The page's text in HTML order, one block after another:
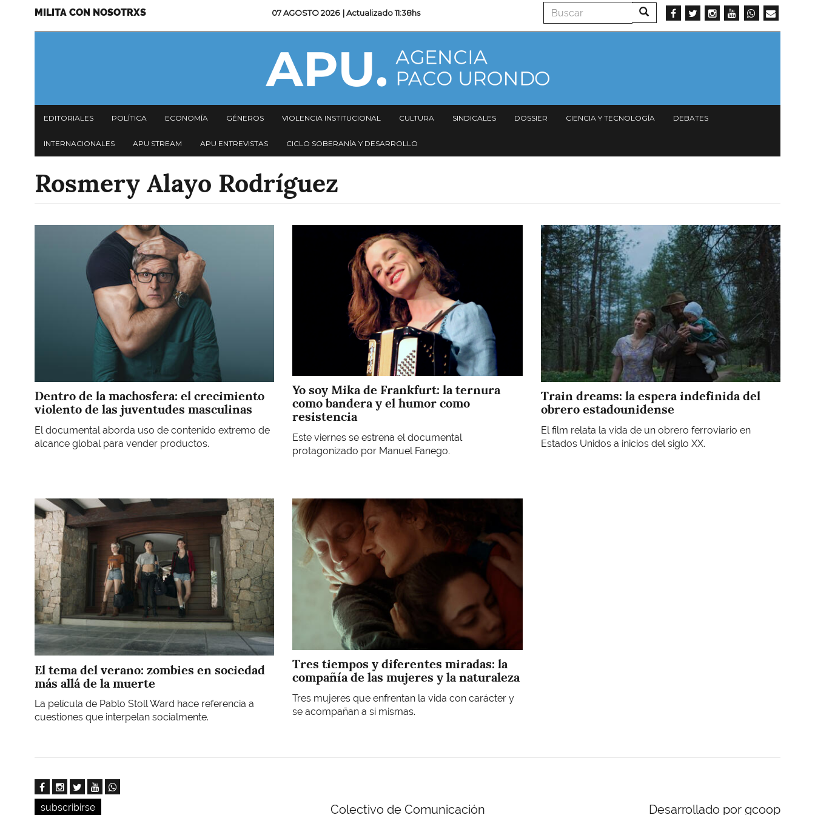
Menu
MILITA CON NOSOTRXS 07 AGOSTO 2026 | Actualizado11:38hs Buscar Buscar
Navegación
principal
EDITORIALES POLÍTICA ECONOMÍA GÉNEROS VIOLENCIA INSTITUCIONAL CULTURA SINDICALES DOSSIER CIENCIA Y TECNOLOGÍA DEBATES
INTERNACIONALES APU STREAM APU ENTREVISTAS CICLO SOBERANÍA Y DESARROLLO
Rosmery Alayo Rodríguez
Dentro de la machosfera: el crecimiento
violento de las juventudes masculinas
El documental aborda uso de contenido extremo de
alcance global para vender productos.
Yo soy Mika de Frankfurt: la ternura
como bandera y el humor como
resistencia
Este viernes se estrena el documental
protagonizado por Manuel Fanego.
Imagen
Train dreams: la espera indefinida del
obrero estadounidense
El film relata la vida de un obrero ferroviario en
Estados Unidos a inicios del siglo XX.
Imagen
El tema del verano: zombies en sociedad
más allá de la muerte
La película de Pablo Stoll Ward hace referencia a
cuestiones que interpelan socialmente.
Imagen
Tres tiempos y diferentes miradas: la
compañía de las mujeres y la naturaleza
Tres mujeres que enfrentan la vida con carácter y
se acompañan a sí mismas.
subscribirse Colectivo de Comunicación Desarrollado por gcoop